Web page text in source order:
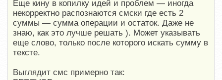
Еще кину в копилку идей и проблем — иногда
некорректно распознаются смски где есть 2
суммы — сумма операции и остаток. Даже не
знаю, как это лучше решать ). Может указывать
еще слово, только после которого искать сумму в
тексте.
Выглядит смс примерно так: